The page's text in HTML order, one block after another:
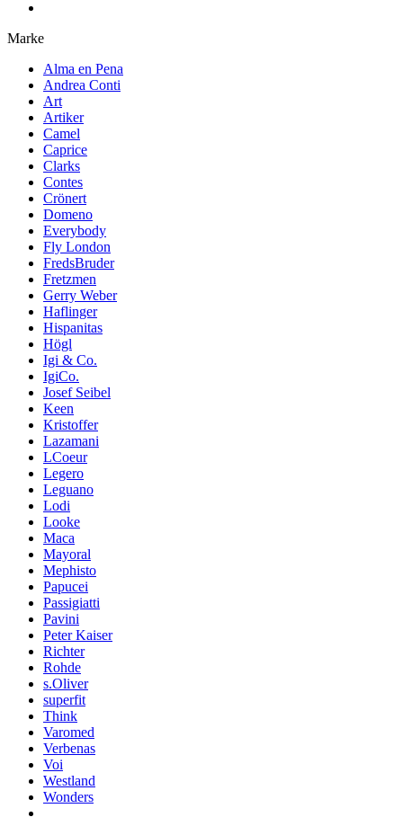
Marke
Alma en Pena
Andrea Conti
Art
Artiker
Camel
Caprice
Clarks
Contes
Crönert
Domeno
Everybody
Fly London
FredsBruder
Fretzmen
Gerry Weber
Haflinger
Hispanitas
Högl
Igi & Co.
IgiCo.
Josef Seibel
Keen
Kristoffer
Lazamani
LCoeur
Legero
Leguano
Lodi
Looke
Maca
Mayoral
Mephisto
Papucei
Passigiatti
Pavini
Peter Kaiser
Richter
Rohde
s.Oliver
superfit
Think
Varomed
Verbenas
Voi
Westland
Wonders